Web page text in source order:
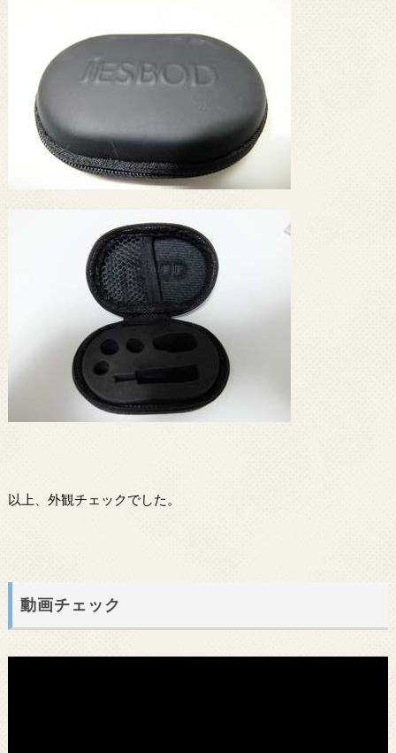
以上、外観チェックでした。
動画チェック